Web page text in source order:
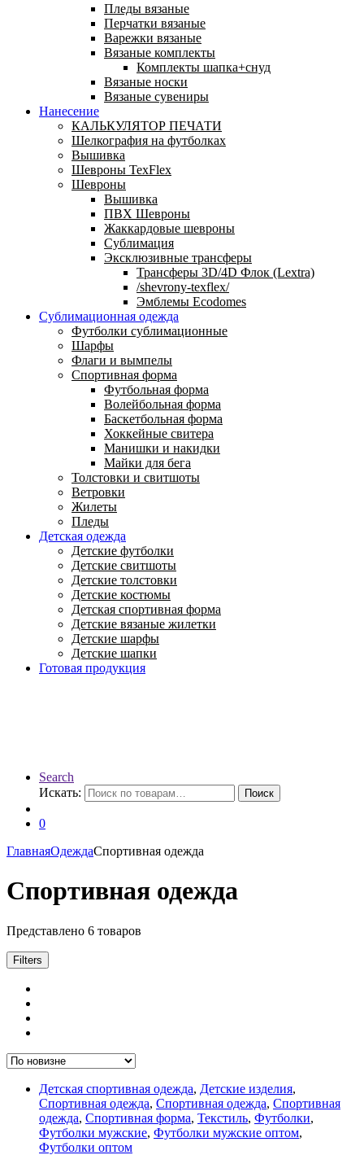
Пледы вязаные
Перчатки вязаные
Варежки вязаные
Вязаные комплекты
Комплекты шапка+снуд
Вязаные носки
Вязаные сувениры
Нанесение
КАЛЬКУЛЯТОР ПЕЧАТИ
Шелкография на футболках
Вышивка
Шевроны TexFlex
Шевроны
Вышивка
ПВХ Шевроны
Жаккардовые шевроны
Сублимация
Эксклюзивные трансферы
Трансферы 3D/4D Флок (Lextra)
/shevrony-texflex/
Эмблемы Ecodomes
Сублимационная одежда
Футболки сублимационные
Шарфы
Флаги и вымпелы
Спортивная форма
Футбольная форма
Волейбольная форма
Баскетбольная форма
Хоккейные свитера
Манишки и накидки
Майки для бега
Толстовки и свитшоты
Ветровки
Жилеты
Пледы
Детская одежда
Детские футболки
Детские свитшоты
Детские толстовки
Детские костюмы
Детская спортивная форма
Детские вязаные жилетки
Детские шарфы
Детские шапки
Готовая продукция
Search
Искать:
Поиск
0
ГлавнаяОдеждаСпортивная одежда
Спортивная одежда
Представлено 6 товаров
Filters
Детская спортивная одежда, Детские изделия,
Спортивная одежда, Спортивная одежда, Спортивная
одежда, Спортивная форма, Текстиль, Футболки,
Футболки мужские, Футболки мужские оптом,
Футболки оптом